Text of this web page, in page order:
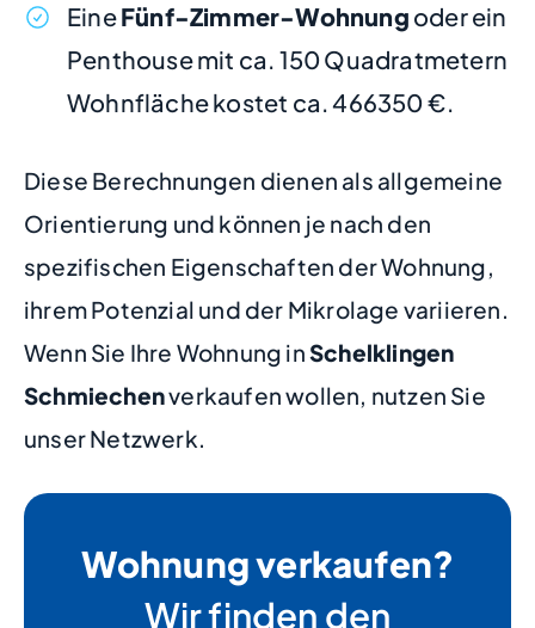
EineFünf-Zimmer-Wohnung oder ein
Penthouse mit ca. 150 Quadratmetern
Wohnfläche kostet ca. 466350 €.
Diese Berechnungen dienen als allgemeine
Orientierung und können je nach den
spezifischen Eigenschaften der Wohnung,
ihrem Potenzial und der Mikrolage variieren.
Wenn Sie Ihre Wohnung inSchelklingen
Schmiechenverkaufen wollen, nutzen Sie
unser Netzwerk.
Wohnung verkaufen?
Wir finden den